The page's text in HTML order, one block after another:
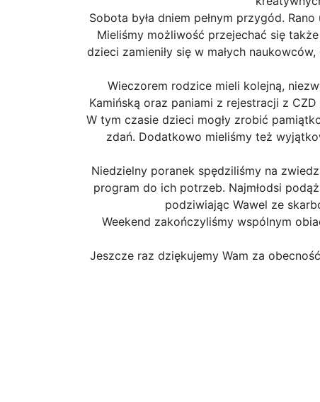
Sobota była dniem pełnym przygód.
Mieliśmy możliwość przejechać się
dzieci zamieniły się w małych
Wieczorem rodzice mieli kolejną,
Kamińską oraz paniami z rejestracji z
W tym czasie dzieci mogły zrobić
zdań. Dodatkowo mieliśmy też
Niedzielny poranek spędziliśmy na
program do ich potrzeb. Najmłodsi
podziwiając Wawel ze
Weekend zakończyliśmy wspólnym
Jeszcze raz dziękujemy Wam za